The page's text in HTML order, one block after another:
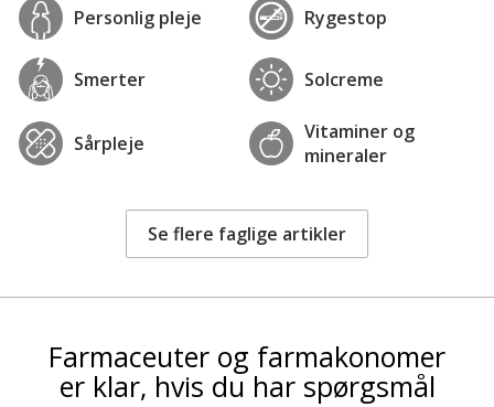
Personlig pleje Rygestop
Smerter Solcreme
Sårpleje
Vitaminer og
mineraler
Se flere faglige artikler
Farmaceuter og farmakonomer
er klar, hvis du har spørgsmål